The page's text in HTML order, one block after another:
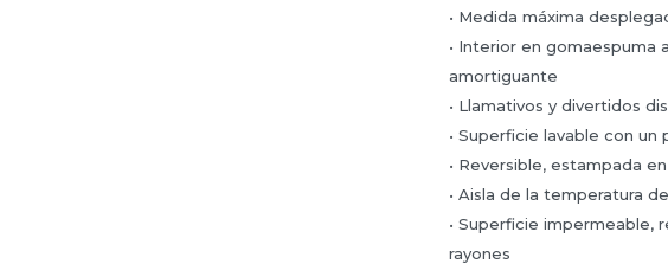
• Medida máxima
• Interior en gomaespuma
amortiguante
• Llamativos y divertidos
• Superficie lavable con un
• Reversible, estampada
• Aisla de la temperatura
• Superficie impermeable,
rayones